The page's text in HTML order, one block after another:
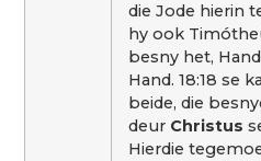
die Jode hierin
hy ook
besny het,
Hand. 18:18 se
beide, die
deur Christus
Hierdie